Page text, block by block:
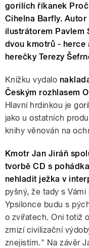
gorilích říkanek
Cihelna Barfly.
ilustrátorem Pavlem
dvou kmotrů - herce
herečky Terezy
Knížku vydalo
Českým rozhlasem
Hlavní hrdinkou je
jako u ostatních
knihy věnován na
Kmotr Jan Jiráň
tvorbě CD s
nehladit ježka v
pyšný, že tady s
Ypsilonce budu s
o zvířatech. Oni totiž
zmizí civilizační
znejistím." Na závěr